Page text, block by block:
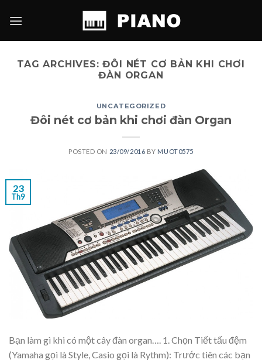
TAG ARCHIVES:ĐÔI NÉT CƠ BẢN KHI CHƠI
ĐÀN ORGAN
UNCATEGORIZED
Đôi nét cơ bản khi chơi đàn Organ
POSTED ON 23/09/2016 BY MUOT0575
23
Th9
Bạn làm gì khi có một cây đàn organ…. 1. Chọn Tiết tấu đệm
(Yamaha gọi là Style, Casio gọi là Rythm): Trước tiên các bạn